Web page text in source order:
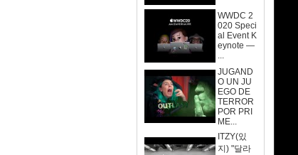
WWDC 2
020 Speci
al Event K
eynote —
...
JUGAND
O UN JU
EGO DE
TERROR
POR PRI
ME...
ITZY(있
지) "달라